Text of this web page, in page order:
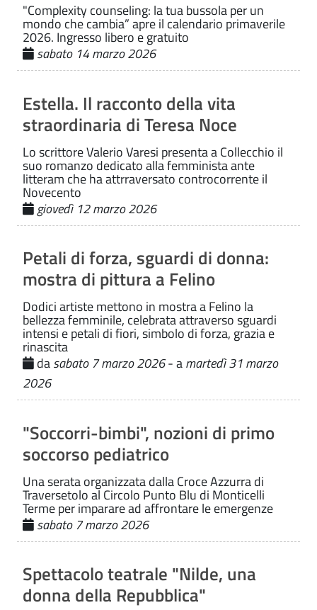
"Complexity counseling: la tua bussola per un
mondo che cambia” apre il calendario primaverile
2026. Ingresso libero e gratuito
sabato 14 marzo 2026
Estella. Il racconto della vita
straordinaria di Teresa Noce
Lo scrittore Valerio Varesi presenta a Collecchio il
suo romanzo dedicato alla femminista ante
litteram che ha attrraversato controcorrente il
Novecento
giovedì 12 marzo 2026
Petali di forza, sguardi di donna:
mostra di pittura a Felino
Dodici artiste mettono in mostra a Felino la
bellezza femminile, celebrata attraverso sguardi
intensi e petali di fiori, simbolo di forza, grazia e
rinascita
dasabato 7 marzo 2026- amartedì 31 marzo
2026
"Soccorri-bimbi", nozioni di primo
soccorso pediatrico
Una serata organizzata dalla Croce Azzurra di
Traversetolo al Circolo Punto Blu di Monticelli
Terme per imparare ad affrontare le emergenze
sabato 7 marzo 2026
Spettacolo teatrale "Nilde, una
donna della Repubblica"